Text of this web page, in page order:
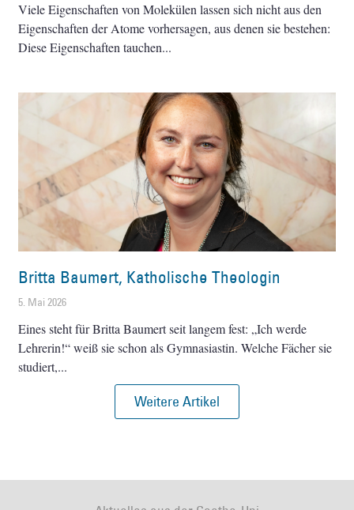
Viele Eigenschaften von Molekülen lassen sich nicht aus den
Eigenschaften der Atome vorhersagen, aus denen sie bestehen:
Diese Eigenschaften tauchen
Britta Baumert, Katholische Theologin
5. Mai 2026
Eines steht für Britta Baumert seit langem fest: „Ich werde
Lehrerin!“ weiß sie schon als Gymnasiastin. Welche Fächer sie
studiert,
Weitere Artikel